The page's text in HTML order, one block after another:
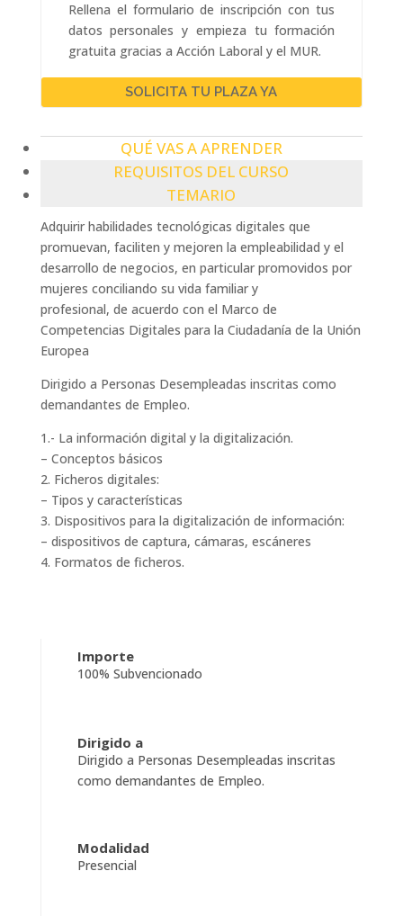
Rellena el formulario de inscripción con tus
datos personales y empieza tu formación
gratuita gracias a Acción Laboral y el MUR.
SOLICITA TU PLAZA YA
QUÉ VAS A APRENDER
REQUISITOS DEL CURSO
TEMARIO
Adquirir habilidades tecnológicas digitales que
promuevan, faciliten y mejoren la empleabilidad y el
desarrollo de negocios, en particular promovidos por
mujeres conciliando su vida familiar y
profesional, de acuerdo con el Marco de
Competencias Digitales para la Ciudadanía de la Unión
Europea
Dirigido a Personas Desempleadas inscritas como
demandantes de Empleo.
1.- La información digital y la digitalización.
– Conceptos básicos
2. Ficheros digitales:
– Tipos y características
3. Dispositivos para la digitalización de información:
– dispositivos de captura, cámaras, escáneres
4. Formatos de ficheros.
Importe
100% Subvencionado
Dirigido a
Dirigido a Personas Desempleadas inscritas
como demandantes de Empleo.
Modalidad
Presencial